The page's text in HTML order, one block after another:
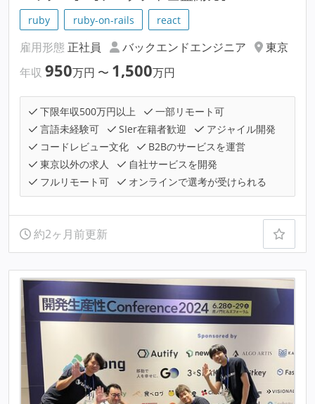
ruby ruby-on-rails react
雇用形態 正社員 バックエンドエンジニア
東京
年収 950万円 〜 1,500万円
下限年収500万円以上
一部リモート可
言語未経験可
SIer在籍者歓迎
アジャイル開発
コードレビュー文化
B2Bのサービスを運営
東京以外の求人
自社サービスを開発
フルリモート可
オンラインで選考が受けられる
約2ヶ月前更新